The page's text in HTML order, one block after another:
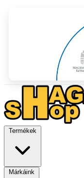
Termékek
Márkáink